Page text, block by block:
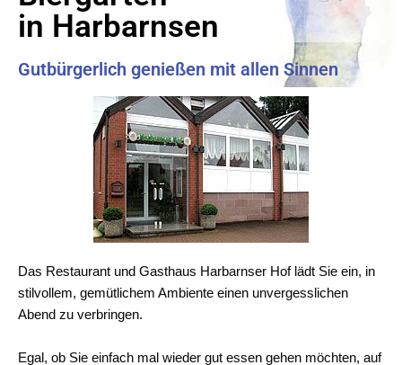
in Harbarnsen
Gutbürgerlich genießen mit allen Sinnen
Das Restaurant und Gasthaus Harbarnser Hof lädt Sie ein, in
stilvollem, gemütlichem Ambiente einen unvergesslichen
Abend zu verbringen.
Egal, ob Sie einfach mal wieder gut essen gehen möchten, auf